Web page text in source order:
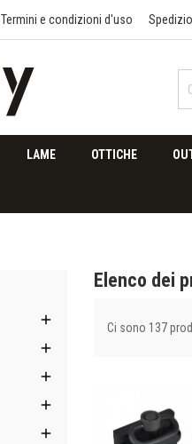
Termini e condizioni d'uso
LAME OTTICHE





Elenco dei
Ci sono 137